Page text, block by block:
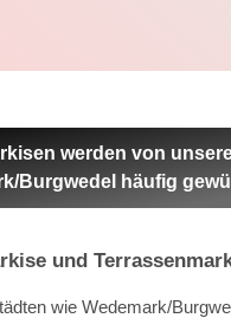
werden von
Burgwedel häufig
und
wie Wedemark/